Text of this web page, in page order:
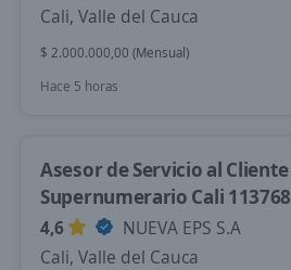
Cali, Valle del Cauca
$ 2.000.000,00 (Mensual)
Hace 5 horas
Asesor de Servicio al Cliente
Supernumerario Cali 113768
4,6
NUEVA EPS S.A
Cali, Valle del Cauca